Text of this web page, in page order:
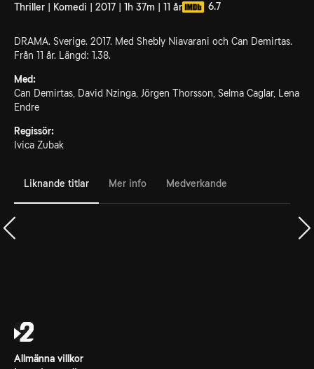
Thriller | Komedi | 2017 | 1h 37m | 11 år 6.7
DRAMA. Sverige. 2017. Med Shebly Niavarani och Can Demirtas.
Från 11 år. Längd: 1.38.
Med:
Can Demirtas, David Nzinga, Jörgen Thorsson, Selma Caglar, Lena
Endre
Regissör:
Ivica Zubak
Liknande titlar Mer info Medverkande
Allmänna villkor